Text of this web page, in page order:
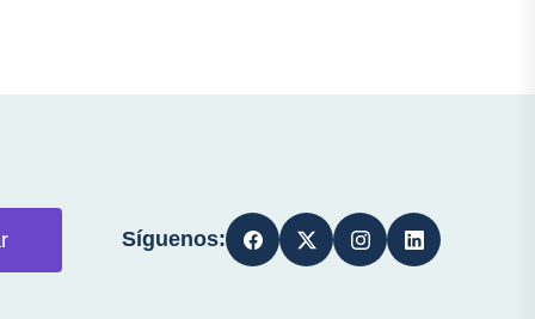
Síguenos: